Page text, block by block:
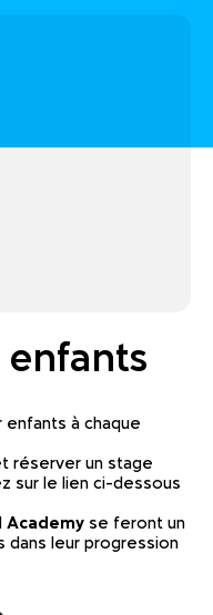
à chaque
réserver un stage
sur le lien ci-dessous
Academy se feront un
dans leur progression